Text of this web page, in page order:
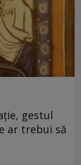
gestul
ar trebui să